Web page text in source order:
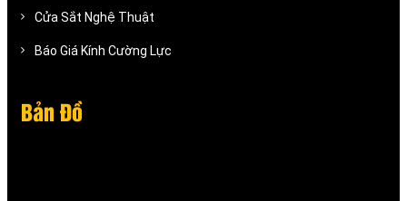
Cửa Sắt Nghệ Thuật
Báo Giá Kính Cường Lực
Bản Đồ